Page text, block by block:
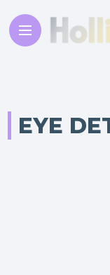
EYE